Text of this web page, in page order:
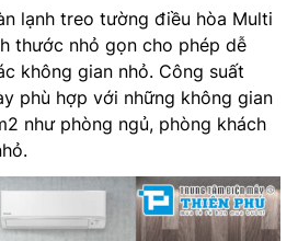
770 x 290 x 209 mm
9 kg
6.35/9.52 mm
lạnh treo tường điều hòa Multi
thước nhỏ gọn cho phép dễ
không gian nhỏ. Công suất
phù hợp với những không gian
như phòng ngủ, phòng khách